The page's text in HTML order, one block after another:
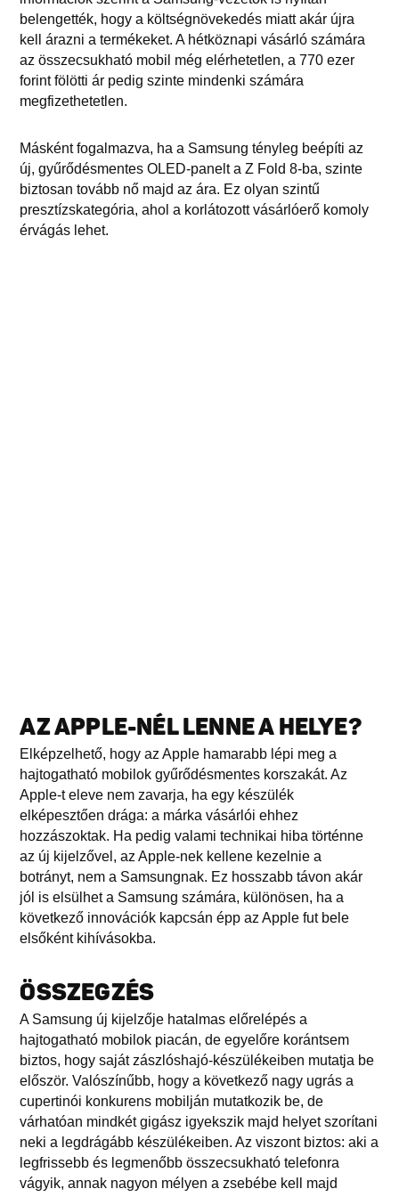
belengették, hogy a költségnövekedés miatt akár újra
kell árazni a termékeket. A hétköznapi vásárló számára
az összecsukható mobil még elérhetetlen, a 770 ezer
forint fölötti ár pedig szinte mindenki számára
megfizethetetlen.
Másként fogalmazva, ha a Samsung tényleg beépíti az
új, gyűrődésmentes OLED-panelt a Z Fold 8-ba, szinte
biztosan tovább nő majd az ára. Ez olyan szintű
presztízskategória, ahol a korlátozott vásárlóerő komoly
érvágás lehet.
AZ APPLE-NÉL LENNE A HELYE?
Elképzelhető, hogy az Apple hamarabb lépi meg a
hajtogatható mobilok gyűrődésmentes korszakát. Az
Apple-t eleve nem zavarja, ha egy készülék
elképesztően drága: a márka vásárlói ehhez
hozzászoktak. Ha pedig valami technikai hiba történne
az új kijelzővel, az Apple-nek kellene kezelnie a
botrányt, nem a Samsungnak. Ez hosszabb távon akár
jól is elsülhet a Samsung számára, különösen, ha a
következő innovációk kapcsán épp az Apple fut bele
elsőként kihívásokba.
ÖSSZEGZÉS
A Samsung új kijelzője hatalmas előrelépés a
hajtogatható mobilok piacán, de egyelőre korántsem
biztos, hogy saját zászlóshajó-készülékeiben mutatja be
először. Valószínűbb, hogy a következő nagy ugrás a
cupertinói konkurens mobilján mutatkozik be, de
várhatóan mindkét gigász igyekszik majd helyet szorítani
neki a legdrágább készülékeiben. Az viszont biztos: aki a
legfrissebb és legmenőbb összecsukható telefonra
vágyik, annak nagyon mélyen a zsebébe kell majd